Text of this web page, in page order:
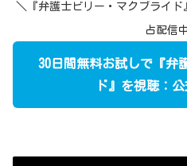
＼『弁護士ビリー・マクブライド
占配信
30日間無料お試しで『弁
ド』を視聴：